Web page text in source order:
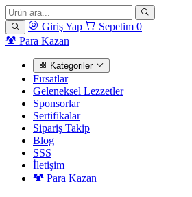
Giriş Yap Sepetim 0
Para Kazan
Kategoriler
Fırsatlar
Geleneksel Lezzetler
Sponsorlar
Sertifikalar
Sipariş Takip
Blog
SSS
İletişim
Para Kazan